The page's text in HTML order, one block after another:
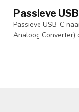
Passieve
Passieve USB-C
Analoog Converter)